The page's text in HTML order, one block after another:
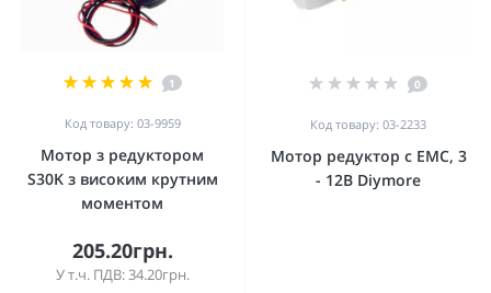
1
Код товару: 03-9959
Мотор з редуктором
S30K з високим крутним
моментом
205.20грн.
У т.ч. ПДВ: 34.20грн.
0
Код товару: 03-2233
Мотор редуктор с ЕМС, 3
- 12В Diymore